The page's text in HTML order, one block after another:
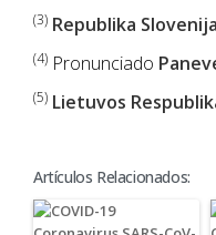
(3) Republika Slovenija
(4) Pronunciado
(5) Lietuvos
Artículos Relacionados: